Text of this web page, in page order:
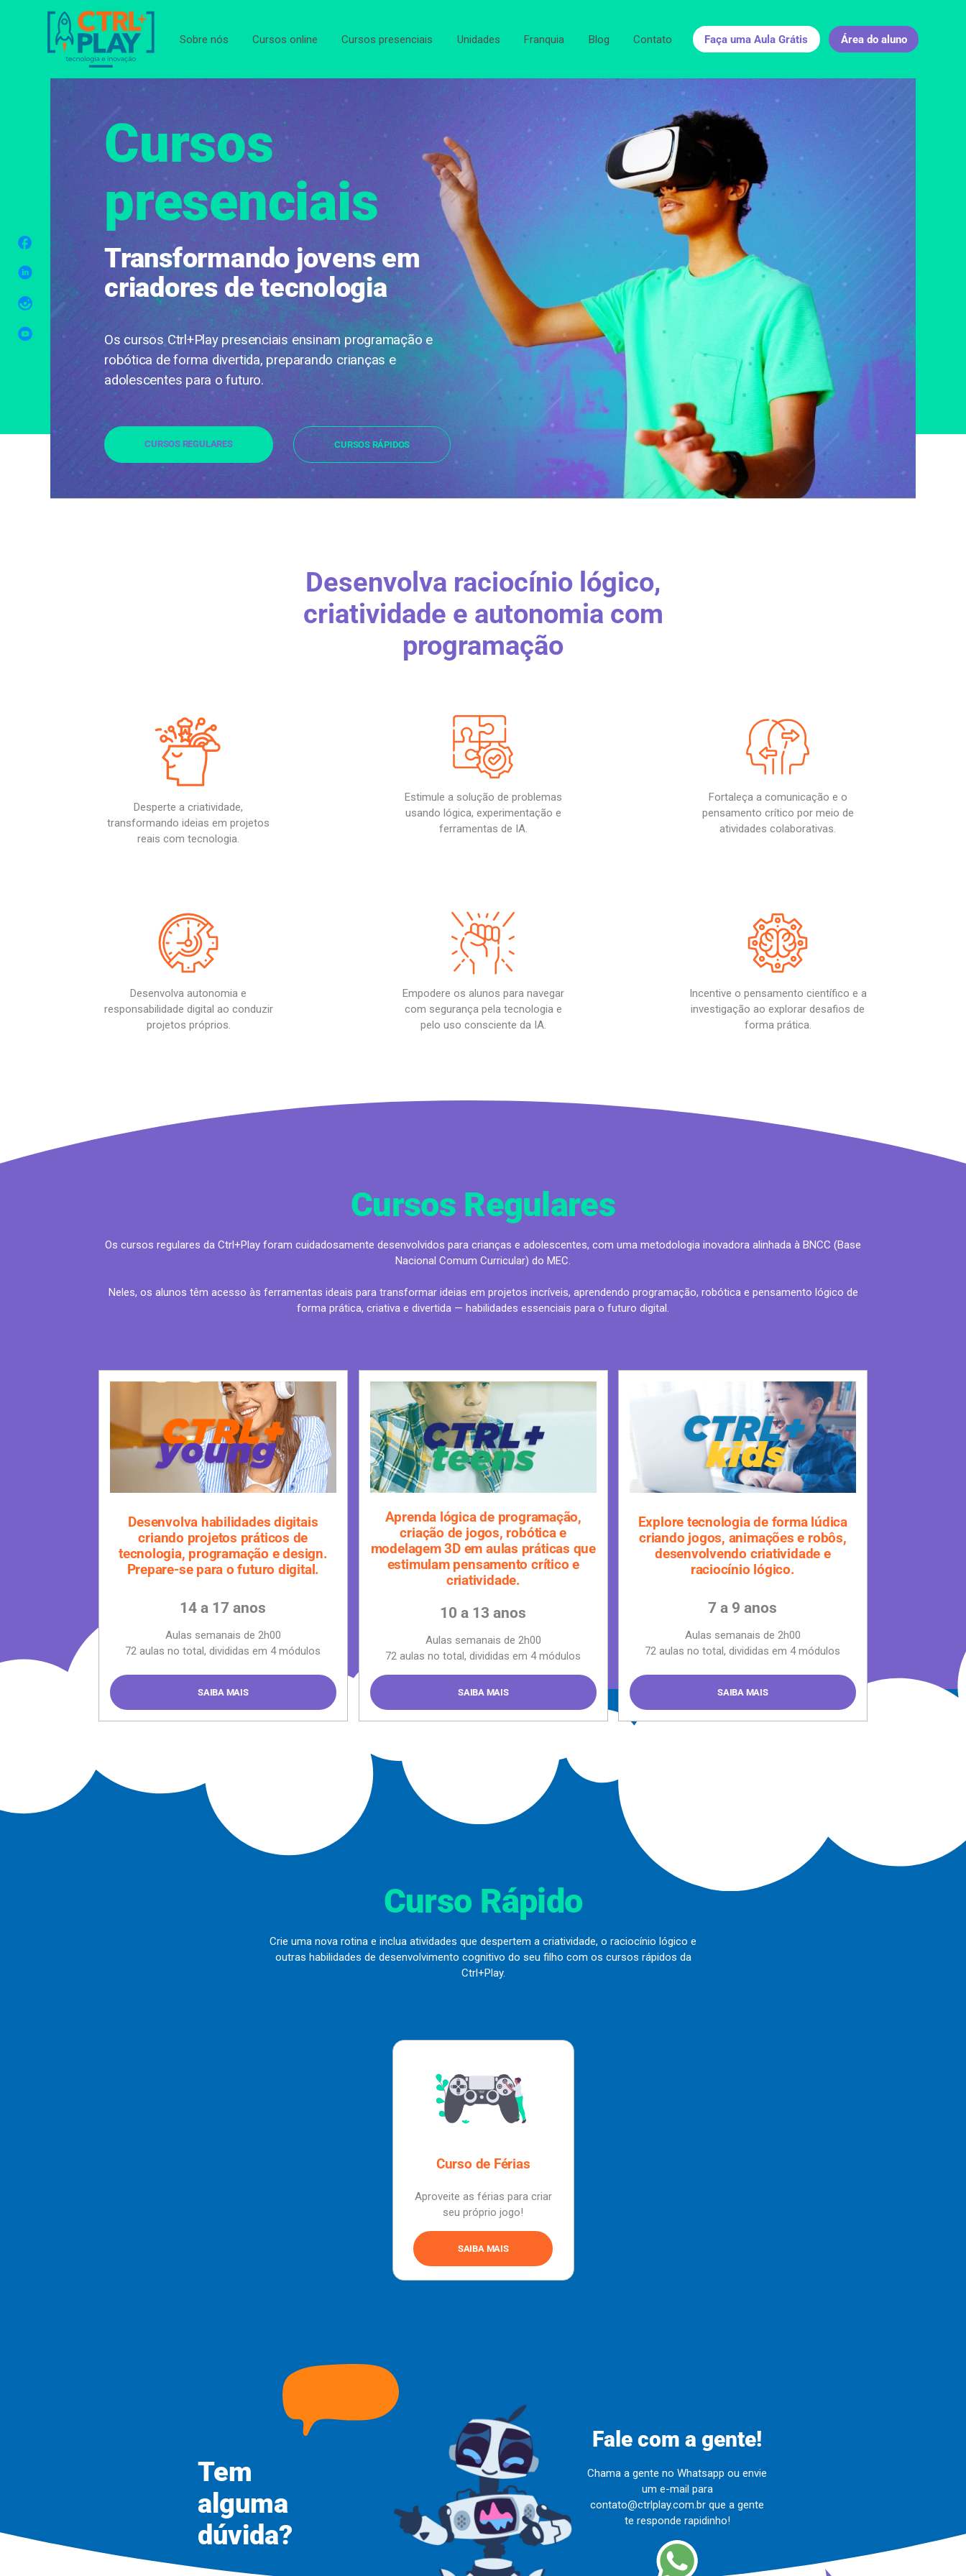
Sobre nós Cursos online Cursos presenciais Unidades Franquia Blog Contato Faça uma Aula Grátis Área do aluno
Cursos
presenciais
Transformando jovens em
criadores de tecnologia
Os cursos Ctrl+Play presenciais ensinam programação e
robótica de forma divertida, preparando crianças e
adolescentes para o futuro.
CURSOS REGULARES CURSOS RÁPIDOS
Desenvolva raciocínio lógico,
criatividade e autonomia com
programação
Desperte a criatividade,
transformando ideias em projetos
reais com tecnologia.
Estimule a solução de problemas
usando lógica, experimentação e
ferramentas de IA.
Fortaleça a comunicação e o
pensamento crítico por meio de
atividades colaborativas.
Desenvolva autonomia e
responsabilidade digital ao conduzir
projetos próprios.
Empodere os alunos para navegar
com segurança pela tecnologia e
pelo uso consciente da IA.
Incentive o pensamento científico e a
investigação ao explorar desafios de
forma prática.
Cursos Regulares
Os cursos regulares da Ctrl+Play foram cuidadosamente desenvolvidos para crianças e adolescentes, com uma metodologia inovadora alinhada à BNCC (Base
Nacional Comum Curricular) do MEC.
Neles, os alunos têm acesso às ferramentas ideais para transformar ideias em projetos incríveis, aprendendo programação, robótica e pensamento lógico de
forma prática, criativa e divertida — habilidades essenciais para o futuro digital.
Desenvolva habilidades digitais
criando projetos práticos de
tecnologia, programação e design.
Prepare-se para o futuro digital.
14 a 17 anos
Aulas semanais de 2h00
72 aulas no total, divididas em 4 módulos
SAIBA MAIS
Aprenda lógica de programação,
criação de jogos, robótica e
modelagem 3D em aulas práticas que
estimulam pensamento crítico e
criatividade.
10 a 13 anos
Aulas semanais de 2h00
72 aulas no total, divididas em 4 módulos
SAIBA MAIS
Explore tecnologia de forma lúdica
criando jogos, animações e robôs,
desenvolvendo criatividade e
raciocínio lógico.
7 a 9 anos
Aulas semanais de 2h00
72 aulas no total, divididas em 4 módulos
SAIBA MAIS
Curso Rápido
Crie uma nova rotina e inclua atividades que despertem a criatividade, o raciocínio lógico e
outras habilidades de desenvolvimento cognitivo do seu filho com os cursos rápidos da
Ctrl+Play.
Curso de Férias
Aproveite as férias para criar
seu próprio jogo!
SAIBA MAIS
Tem
alguma
dúvida?
Fale com a gente!
Chama a gente no Whatsapp ou envie
um e-mail para
contato@ctrlplay.com.br que a gente
te responde rapidinho!